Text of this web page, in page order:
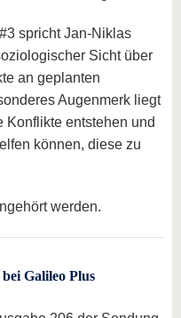
spricht Jan-Niklas
Sicht über
an geplanten
Augenmerk liegt
Konflikte entstehen und
können, diese zu
werden.
Galileo Plus